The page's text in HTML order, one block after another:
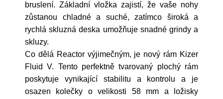
bruslení. Základní vložka zajistí, že vaše nohy
zůstanou chladné a suché, zatímco široká a
rychlá skluzná deska umožňuje snadné grindy a
skluzy.
Co dělá Reactor výjimečným, je nový rám Kizer
Fluid V. Tento perfektně tvarovaný plochý rám
poskytuje vynikající stabilitu a kontrolu a je
osazen kolečky o velikosti 58 mm a ložisky